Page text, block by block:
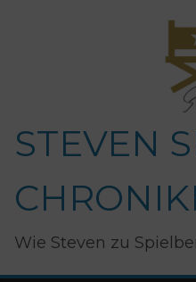
STEVEN
Wie Steven zu